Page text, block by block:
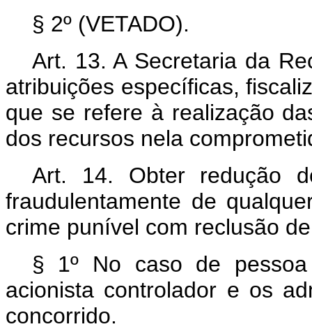
§ 2º (VETADO).
Art. 13. A Secretaria da
atribuições específicas,
que se refere à realização
dos recursos nela
Art. 14. Obter redução
fraudulentamente de
crime punível com reclusão
§ 1º No caso de
acionista controlador e os
concorrido.